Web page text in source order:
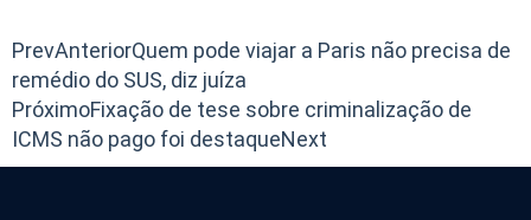
PrevAnteriorQuem pode viajar a Paris não precisa de
remédio do SUS, diz juíza
PróximoFixação de tese sobre criminalização de
ICMS não pago foi destaqueNext